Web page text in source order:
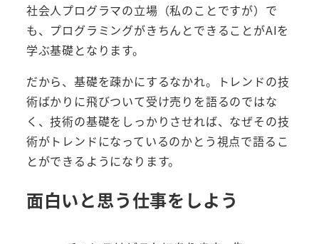
社会人プログラマの立場（私のことですが）で
も、プログラミングがきちんとできることがAIを
学ぶ基礎となります。
だから、基礎を疎かにするなかれ。トレンドの技
術ばかりに飛びついて受け売りを語るのではな
く、技術の基礎をしっかりさせれば、なぜその技
術がトレンドになっているのかとう視点で語るこ
とができるようになります。
面白いと思う仕事をしよう